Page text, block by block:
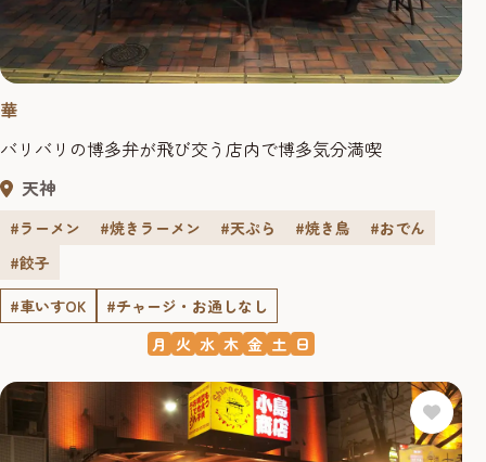
華
バリバリの博多弁が飛び交う店内で博多気分満喫
天神
#ラーメン #焼きラーメン #天ぷら #焼き鳥
#おでん
#餃子
#車いすOK
#チャージ・お通しなし
月 火 水 木 金 土 日